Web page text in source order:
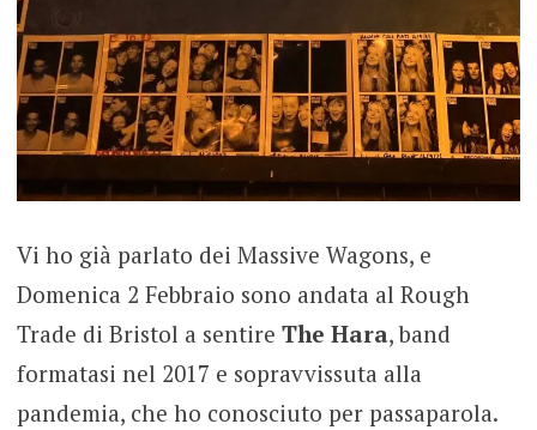
Vi ho già parlato dei Massive Wagons, e
Domenica 2 Febbraio sono andata al Rough
Trade di Bristol a sentire The Hara, band
formatasi nel 2017 e sopravvissuta alla
pandemia, che ho conosciuto per passaparola.